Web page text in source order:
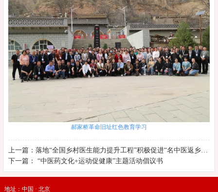
郝家桥革命旧址红色教育学习
上一篇：落地“全国乡村医生能力提升工程”积极促进“名中医返乡惠民工程” ——全国乡村医生能力提升工程（辛集）站拉开帷幕
下一篇： “中医药文化+运动促健康”主题活动倡议书
地址：中国 · 北京